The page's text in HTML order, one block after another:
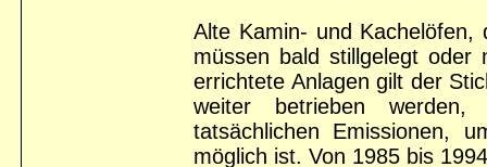
Alte Kamin- und Kachelöfen,
müssen bald stillgelegt oder
errichtete Anlagen gilt der
weiter betrieben
tatsächlichen Emissionen,
möglich ist. Von 1985 bis